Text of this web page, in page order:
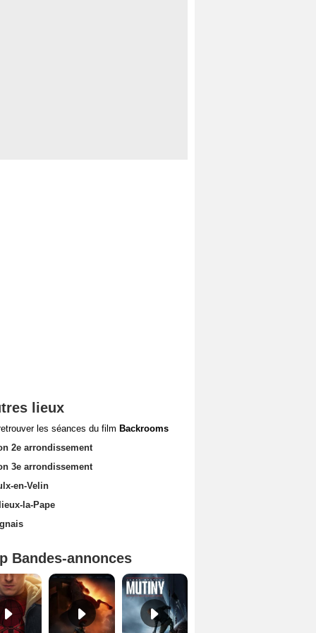
lieux
les séances du film Backrooms
2e arrondissement
3e arrondissement
en-Velin
la-Pape
Bandes-annonces
Spider-Man: Brand New Day Bande-annonce VO STFR L'Odyssée Bande-annonce VO STFR